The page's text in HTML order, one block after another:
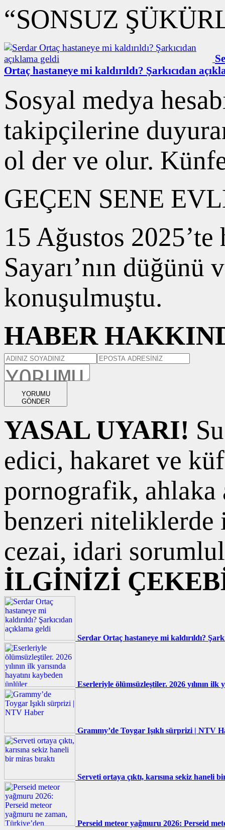
“SONSUZ
Ortaç hastaneye mi kaldırıldı? Şarkıcıdan
Sosyal medya
takipçilerine
ol der ve olur.
GEÇEN SENE
15 Ağustos
Sayarı’nın
konuşulmuştu.
HABER
YORUMU
GÖNDER
YASAL UYARI!
edici, hakaret ve
pornografik, ahlaka
benzeri niteliklerde
cezai, idari
İLGİNİZİ
Serdar Ortaç hastaneye mi kaldırıldı?
Eserleriyle ölümsüzleştiler. 2026 yılının ilk
Grammy’de Toygar Işıklı sürprizi | NTV
Serveti ortaya çıktı, karısına sekiz haneli
Perseid meteor yağmuru 2026: Perseid